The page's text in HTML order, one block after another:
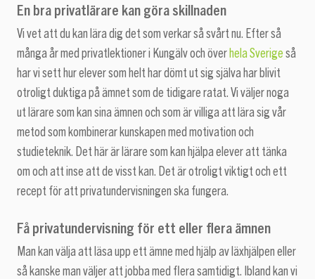
En bra privatlärare kan göra skillnaden
Vi vet att du kan lära dig det som verkar så svårt nu. Efter så
många år med privatlektioner i Kungälv och över hela Sverige så
har vi sett hur elever som helt har dömt ut sig själva har blivit
otroligt duktiga på ämnet som de tidigare ratat. Vi väljer noga
ut lärare som kan sina ämnen och som är villiga att lära sig vår
metod som kombinerar kunskapen med motivation och
studieteknik. Det här är lärare som kan hjälpa elever att tänka
om och att inse att de visst kan. Det är otroligt viktigt och ett
recept för att privatundervisningen ska fungera.
Få privatundervisning för ett eller flera ämnen
Man kan välja att läsa upp ett ämne med hjälp av läxhjälpen eller
så kanske man väljer att jobba med flera samtidigt. Ibland kan vi